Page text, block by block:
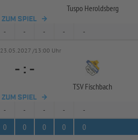
Tuspo Heroldsberg
ZUM SPIEL
- - - - -
23.05.2027 /13:00 Uhr
- : -
TSV Fischbach
ZUM SPIEL
- - - -
-
0 0 0 0 0